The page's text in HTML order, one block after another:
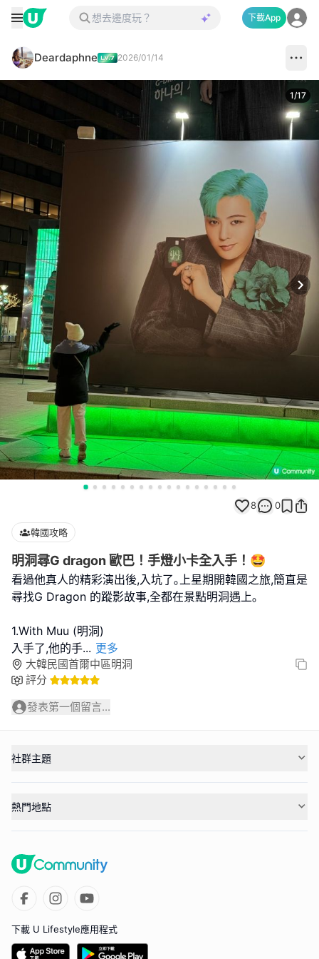
下載App
Deardaphne 2026/01/14
1/17
8 0
韓國攻略
明洞尋G dragon 歐巴！手燈小卡全入手！🤩
看過他真人的精彩演出後,入坑了｡上星期開韓國之旅,簡直是
尋找G Dragon 的蹤影故事,全都在景點明洞遇上｡
1.With Muu (明洞)
入手了,他的手... 更多
大韓民國首爾中區明洞
評分
發表第一個留言...
社群主題
熱門地點
下載 U Lifestyle應用程式